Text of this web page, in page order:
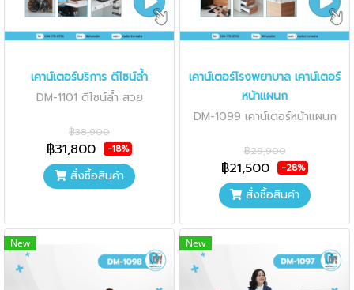
เคาน์เตอร์บริการ ดีไซน์ล้ำ
DM-1101 ดีไซน์ล้ำ สวย
฿38,900
฿31,800 -18%
สั่งซื้อสินค้า
เคาน์เตอร์โรงพยาบาล เคาน์เตอร์
หน้าแผนก
DM-1099 เคาน์เตอร์หน้าแผนก
฿29,900
฿21,500 -28%
สั่งซื้อสินค้า
New New